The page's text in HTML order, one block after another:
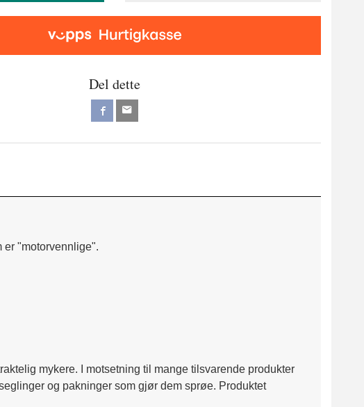
Del dette
er "motorvennlige".
mykere. I motsetning til mange tilsvarende produkter
og pakninger som gjør dem sprøe. Produktet